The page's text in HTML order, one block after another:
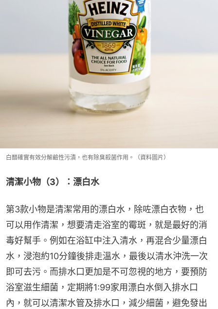
白醋確實有效分解鹼性污漬，也有除臭殺菌作用。（資料圖片）
清潔小物（3）：漂白水
第3款小物是清潔常用的漂白水，除咗漂白衣物，也
可以用作清潔，想要清走浴室的霉斑，就是最好的消
毒好幫手。例如在浴缸中注入清水，再混合少量漂白
水，浸泡約10分鐘後排走溫水，最後以清水沖洗一次
即可去污。而排水口更加是不可忽視的地方，要預防
浴室滋生細菌，定期將1:99家用漂白水倒入排水口
內，就可以清潔水管及排水口，減少細菌，避免發出